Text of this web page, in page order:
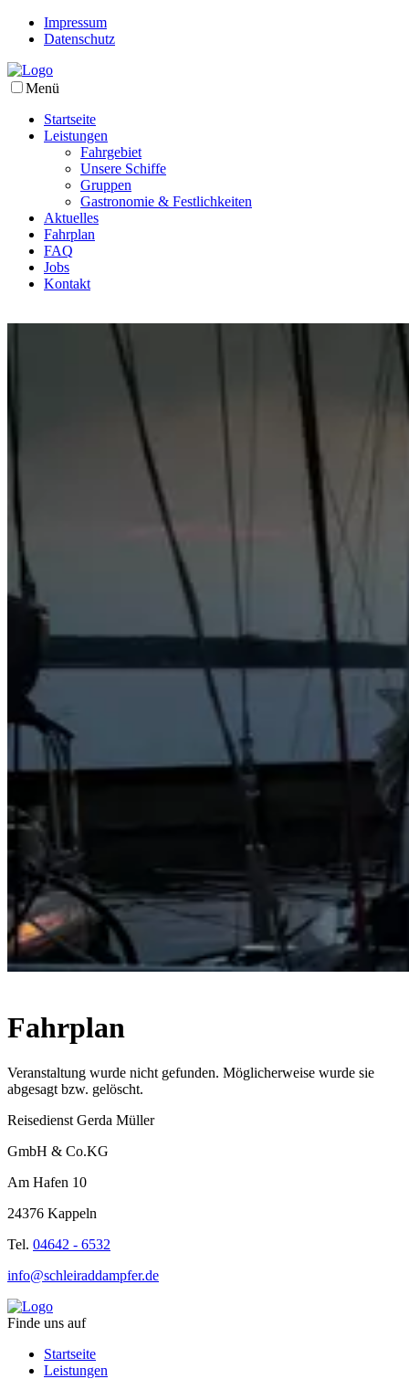
Impressum
Datenschutz
Menü
Startseite
Leistungen
Fahrgebiet
Unsere Schiffe
Gruppen
Gastronomie & Festlichkeiten
Aktuelles
Fahrplan
FAQ
Jobs
Kontakt
Fahrplan
Veranstaltung wurde nicht gefunden. Möglicherweise wurde sie
abgesagt bzw. gelöscht.
Reisedienst Gerda Müller
GmbH & Co.KG
Am Hafen 10
24376 Kappeln
Tel. 04642 - 6532
info@schleiraddampfer.de
Finde uns auf
Startseite
Leistungen